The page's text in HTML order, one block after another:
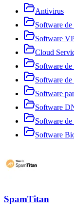
Antivirus
Software de
Software
Cloud
Software de
Software
Software
Software
Software de
Software
SpamTitan